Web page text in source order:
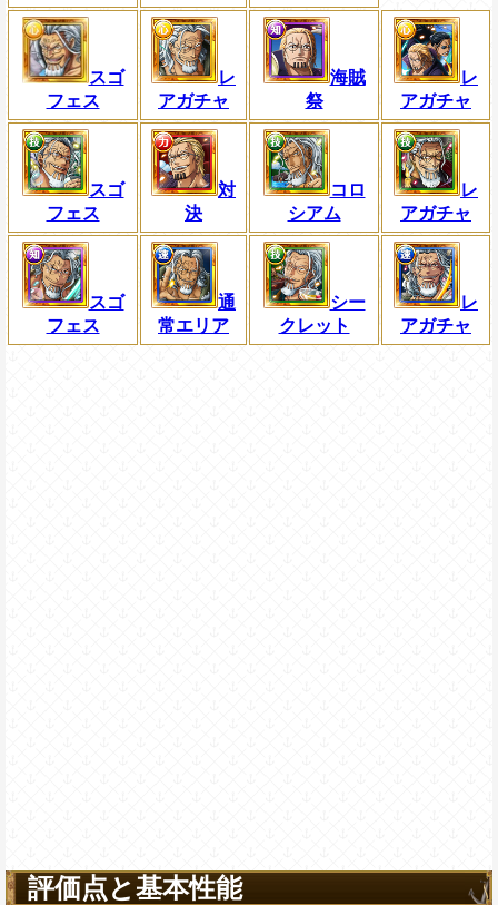
スゴ
フェス
レ
アガチャ
海賊
祭
レ
アガチャ
スゴ
フェス
対
決
コロ
シアム
レ
アガチャ
スゴ
フェス
通
常エリア
シー
クレット
レ
アガチャ
評価点と基本性能